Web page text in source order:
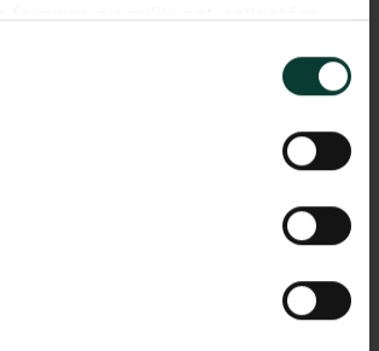
fournies ou qu'ils ont collectées
planter les herbes
Quand planter les herbes